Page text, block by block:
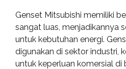
Genset Mitsubishi memiliki
sangat luas, menjadikannya
untuk kebutuhan energi.
digunakan di sektor industri,
untuk keperluan komersial di